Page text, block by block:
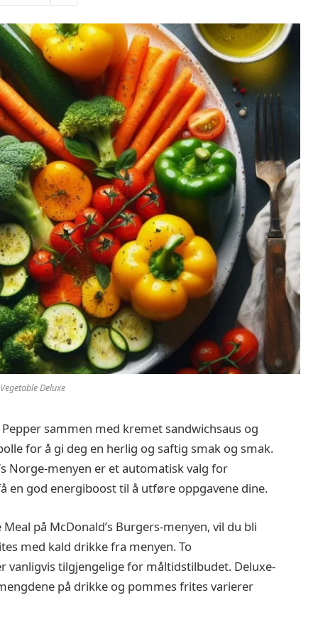
Vegetable Deluxe
sammen med kremet sandwichsaus og
for å gi deg en herlig og saftig smak og smak.
Norge-menyen er et automatisk valg for
en god energiboost til å utføre oppgavene dine.
på McDonald’s Burgers-menyen, vil du bli
med kald drikke fra menyen. To
vanligvis tilgjengelige for måltidstilbudet. Deluxe-
på drikke og pommes frites varierer